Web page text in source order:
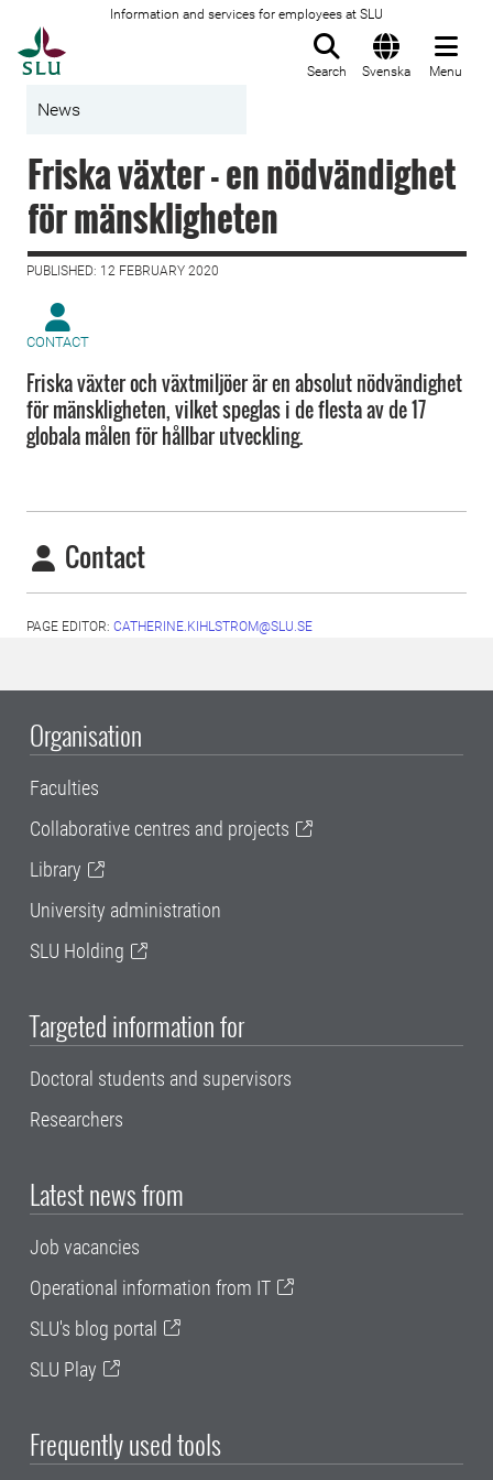
Information and services for employees at SLU
Search Svenska Menu
News
Friska växter - en nödvändighet
för mänskligheten
PUBLISHED: 12 FEBRUARY 2020
CONTACT
Friska växter och växtmiljöer är en absolut nödvändighet
för mänskligheten, vilket speglas i de flesta av de 17
globala målen för hållbar utveckling.
Contact
PAGE EDITOR: CATHERINE.KIHLSTROM@SLU.SE
Organisation
Faculties
Collaborative centres and projects
Library
University administration
SLU Holding
Targeted information for
Doctoral students and supervisors
Researchers
Latest news from
Job vacancies
Operational information from IT
SLU's blog portal
SLU Play
Frequently used tools